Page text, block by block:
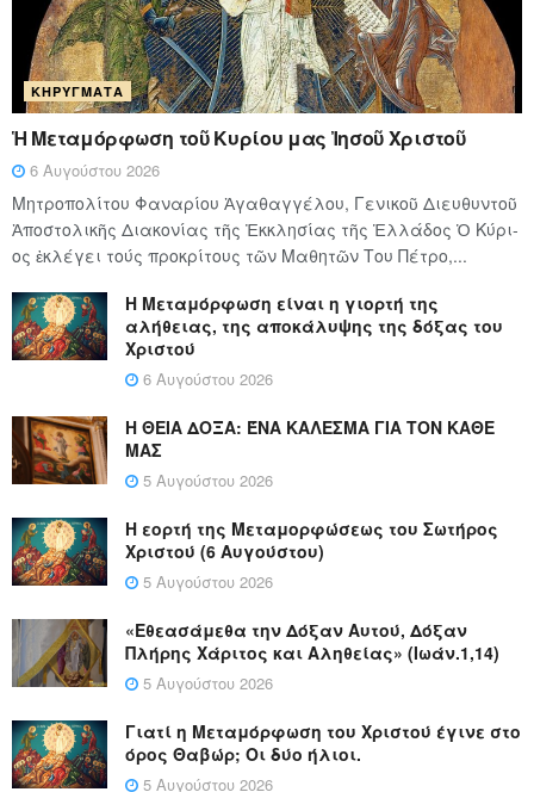
ΚΗΡΎΓΜΑΤΑ
Ἡ Μεταμόρφωση τοῦ Κυρίου μας Ἰησοῦ Χριστοῦ
6 Αυγούστου 2026
Μητροπολίτου Φαναρίου Ἀγαθαγγέλου, Γενικοῦ Διευθυντοῦ
Ἀποστολικῆς Διακονίας τῆς Ἐκκλησίας τῆς Ἑλλάδος Ὁ Κύ­ρι­
ος ἐκλέγει τούς προ­κρί­τους τῶν Μα­θη­τῶν Του Πέ­τρο,...
Η Μεταμόρφωση είναι η γιορτή της
αλήθειας, της αποκάλυψης της δόξας του
Χριστού
6 Αυγούστου 2026
Η ΘΕΙΑ ΔΟΞΑ: ΈΝΑ ΚΑΛΕΣΜΑ ΓΙΑ ΤΟΝ ΚΑΘΕ
ΜΑΣ
5 Αυγούστου 2026
Η εορτή της Μεταμορφώσεως του Σωτήρος
Χριστού (6 Αυγούστου)
5 Αυγούστου 2026
«Εθεασάμεθα την Δόξαν Αυτού, Δόξαν
Πλήρης Χάριτος και Αληθείας» (Ιωάν.1,14)
5 Αυγούστου 2026
Γιατί η Μεταμόρφωση του Χριστού έγινε στο
όρος Θαβώρ; Οι δύο ήλιοι.
5 Αυγούστου 2026